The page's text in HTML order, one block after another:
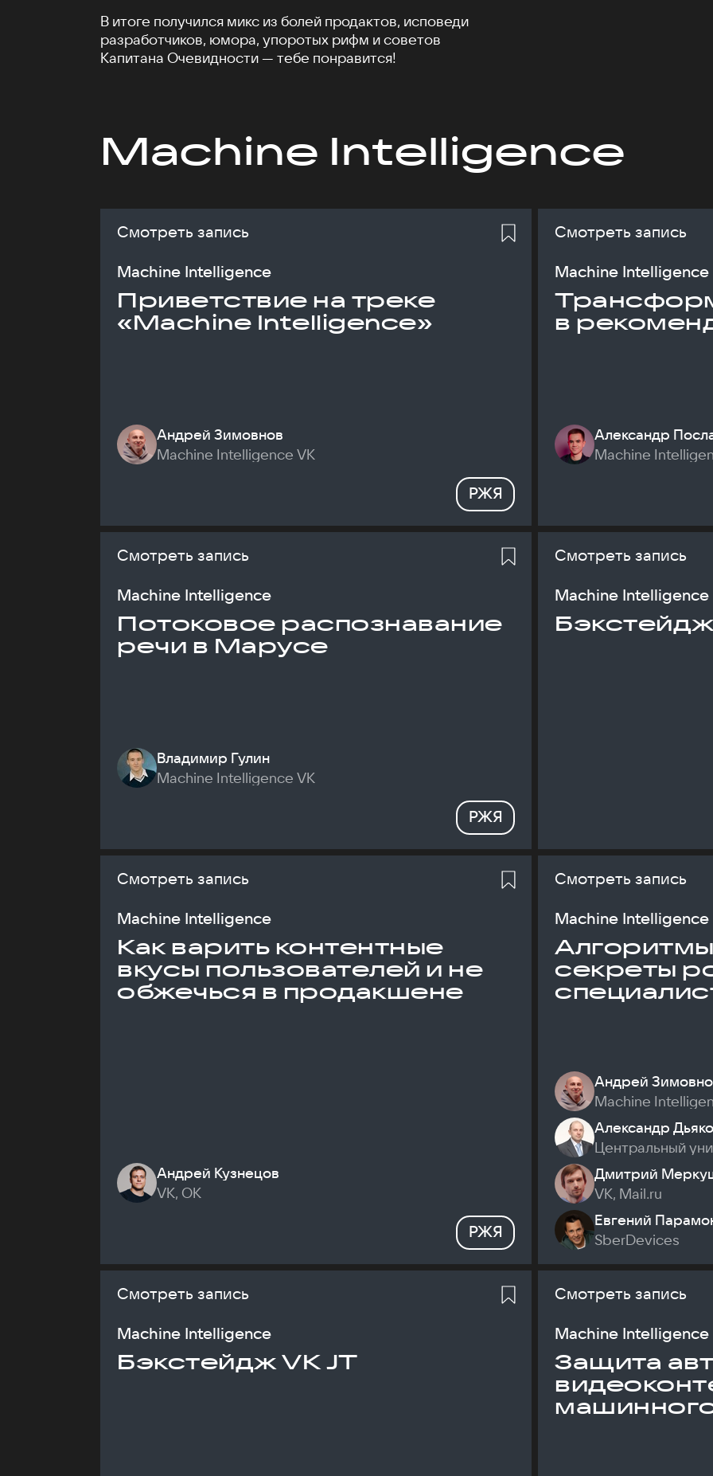
В итоге получился микс из болей продактов, исповеди
разработчиков, юмора, упоротых рифм и советов
Капитана Очевидности — тебе понравится!
Machine Intelligence
Смотреть запись
Machine Intelligence
Приветствие на треке
«Machine Intelligence»
Андрей Зимовнов
Machine Intelligence VK
РЖЯ
Смотреть запись
Machine Intelligence
в
Александр
Machine
Смотреть запись
Machine Intelligence
Потоковое распознавание
речи в Марусе
Владимир Гулин
Machine Intelligence VK
РЖЯ
Смотреть запись
Machine Intelligence
Бэкстейдж
Смотреть запись
Machine Intelligence
Как варить контентные
вкусы пользователей и не
обжечься в продакшене
Андрей Кузнецов
VK, ОК
РЖЯ
Смотреть запись
Machine Intelligence
секреты
Андрей
Machine
Александр
Центральный
Дмитрий
VK, Mail.ru
Евгений
SberDevices
Смотреть запись
Machine Intelligence
Бэкстейдж VK JT
Смотреть запись
Machine Intelligence
Защита